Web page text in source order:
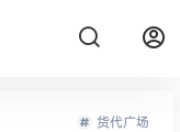
货代广场